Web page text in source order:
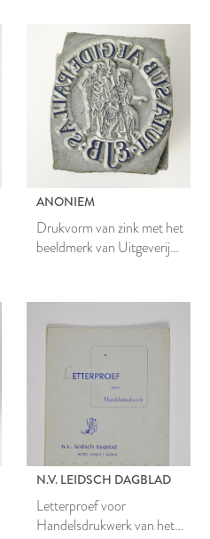
ANONIEM
Drukvorm van zink met het
beeldmerk van Uitgeverij
N.V. LEIDSCH DAGBLAD
Letterproef voor
Handelsdrukwerk van het